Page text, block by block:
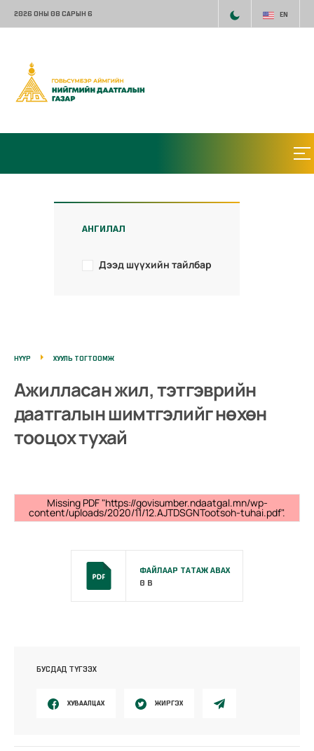
2026 ОНЫ 08 САРЫН 6 EN
АНГИЛАЛ
Дээд шүүхийн тайлбар
НҮҮР ХУУЛЬ ТОГТООМЖ
Ажилласан жил, тэтгэврийн
даатгалын шимтгэлийг нөхөн
тооцох тухай
Missing PDF "https://govisumber.ndaatgal.mn/wp-
content/uploads/2020/11/12.AJTDSGNTootsoh-tuhai.pdf".
ФАЙЛААР ТАТАЖ АВАХ
0 B
БУСДАД ТҮГЭЭХ
ХУВААЛЦАХ ЖИРГЭХ